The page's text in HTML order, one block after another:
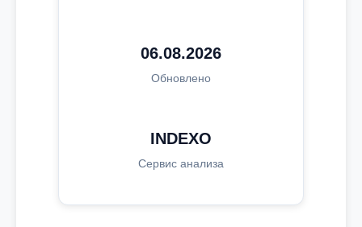
06.08.2026
Обновлено
INDEXO
Сервис анализа